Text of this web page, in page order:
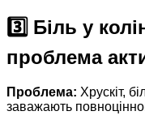
3️⃣ Біль у
проблема
Проблема: Хрускіт,
заважають